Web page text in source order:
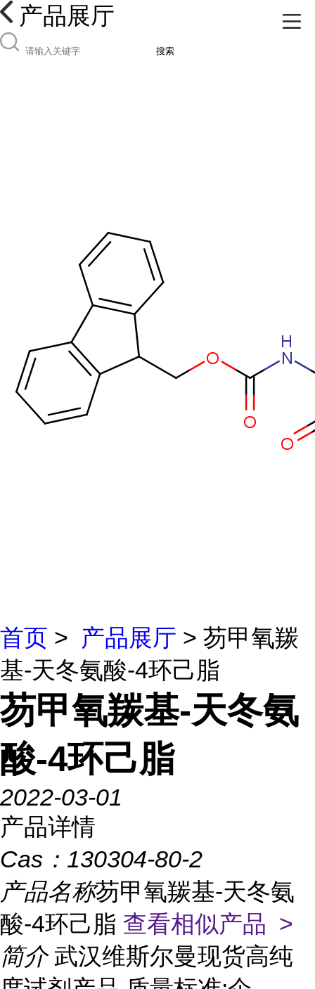
产品展厅
搜索
首页 > 产品展厅 > 芴甲氧羰
基-天冬氨酸-4环己脂
芴甲氧羰基-天冬氨
酸-4环己脂
2022-03-01
产品详情
Cas： 130304-80-2
产品名称芴甲氧羰基-天冬氨
酸-4环己脂 查看相似产品 >
简介 武汉维斯尔曼现货高纯